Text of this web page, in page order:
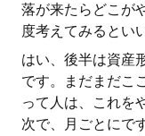
落が来たらどこが
度考えてみるとい
はい、後半は資産
です。まだまだこ
って人は、これを
次で、月ごとにで